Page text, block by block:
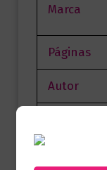
Marca
Páginas
Autor